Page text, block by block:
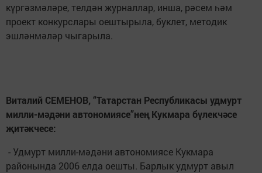
күргәзмәләре, телдән журналлар, инша, рәсем һәм
проект конкурслары оештырыла, буклет, методик
эшләнмәләр чыгарыла.
Виталий СЕМЕНОВ, “Татарстан Республикасы удмурт
милли-мәдәни автономиясе”нең Кукмара бүлекчәсе
җитәкчесе:
- Удмурт милли-мәдәни автономиясе Кукмара
районында 2006 елда оешты. Барлык удмурт авыл